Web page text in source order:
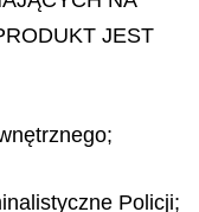
JEST
Policji;